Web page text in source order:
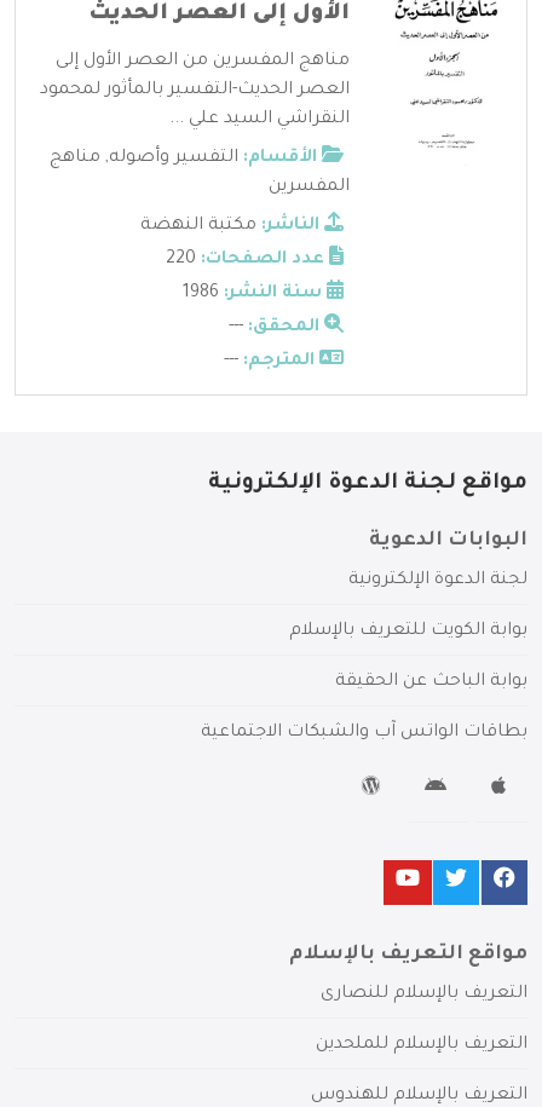
الأول إلى العصر الحديث
مناهج المفسرين من العصر الأول إلى
العصر الحديث-التفسير بالمأثور لمحمود
النقراشي السيد علي ...
الأقسام: التفسير وأصوله, مناهج
المفسرين
الناشر: مكتبة النهضة
عدد الصفحات:
سنة النشر:
المحقق: ---
المترجم: ---
مواقع لجنة الدعوة الإلكترونية
البوابات الدعوية
لجنة الدعوة الإلكترونية
بوابة الكويت للتعريف بالإسلام
بوابة الباحث عن الحقيقة
بطاقات الواتس آب والشبكات الاجتماعية
مواقع التعريف بالإسلام
التعريف بالإسلام للنصارى
التعريف بالإسلام للملحدين
التعريف بالإسلام للهندوس